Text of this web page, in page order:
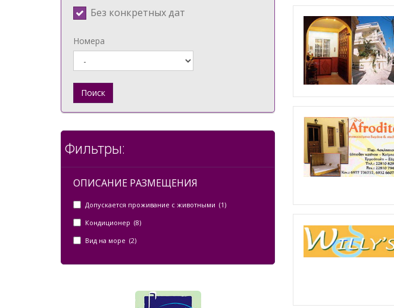
Без конкретных дат
Номера
Поиск
Фильтры:
ОПИСАНИЕ РАЗМЕЩЕНИЯ
Допускается проживание с животными (1)
Кондиционер (8)
Вид на море (2)